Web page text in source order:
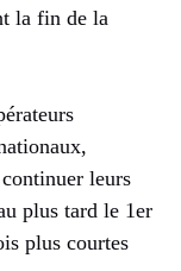
la fin de la
leurs
plus tard le 1er
plus courtes